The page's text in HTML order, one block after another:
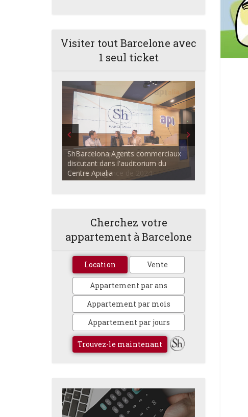
Visiter tout Barcelone avec
1 seul ticket
ShBarcelona Agents commerciaux
discutant dans l'auditorium du
Centre Apialia
Cherchez votre
appartement à Barcelone
Location Vente
Appartement par ans
Appartement par mois
Appartement par jours
Trouvez-le maintenant